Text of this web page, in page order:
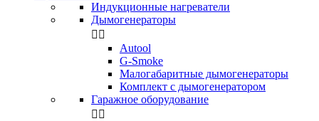
Индукционные нагреватели
Дымогенераторы
 
Аutool
G-Smoke
Малогабаритные дымогенераторы
Комплект с дымогенератором
Гаражное оборудование
 